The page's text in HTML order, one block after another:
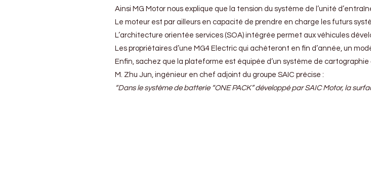
Ainsi MG Motor nous explique que la tension du système de l’unité
Le moteur est par ailleurs en capacité de prendre en charge les futurs
L’architecture orientée services (SOA) intégrée permet aux véhicules
Les propriétaires d’une MG4 Electric qui achèteront en fin d’année, un
Enfin, sachez que la plateforme est équipée d’un système de
M. Zhu Jun, ingénieur en chef adjoint du groupe SAIC précise :
“Dans le système de batterie “ONE PACK” développé par SAIC Motor, la